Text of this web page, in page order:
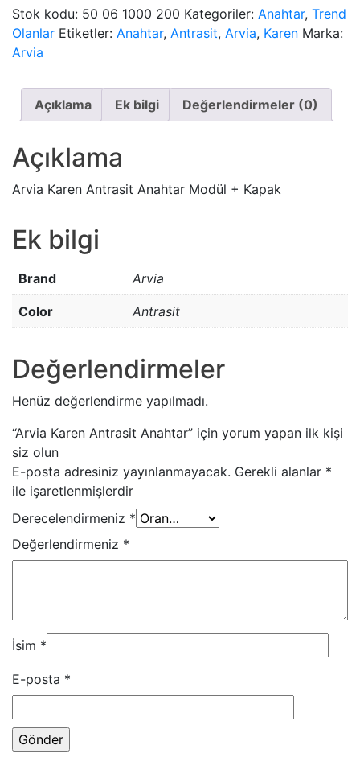
Anahtar
quantity
Stok kodu: 50 06 1000 200 Kategoriler: Anahtar, Trend
Olanlar Etiketler: Anahtar, Antrasit, Arvia, Karen Marka:
Arvia
Açıklama Ek bilgi Değerlendirmeler (0)
Açıklama
Arvia Karen Antrasit Anahtar Modül + Kapak
Ek bilgi
Brand Arvia
Color Antrasit
Değerlendirmeler
Henüz değerlendirme yapılmadı.
“Arvia Karen Antrasit Anahtar” için yorum yapan ilk kişi
siz olun
E-posta adresiniz yayınlanmayacak. Gerekli alanlar *
ile işaretlenmişlerdir
Derecelendirmeniz *
Değerlendirmeniz *
İsim *
E-posta *